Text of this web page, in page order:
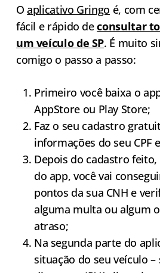
Oaplicativo Gringo é, com
fácil e rápido deconsultar
um veículo de SP. É muito
comigo o passo a passo:
Primeiro você baixa o
AppStore ou Play Store;
Faz o seu cadastro
informações do seu CPF
Depois do cadastro
do app, você vai
pontos da sua CNH e
alguma multa ou algum
atraso;
Na segunda parte do
situação do seu veículo